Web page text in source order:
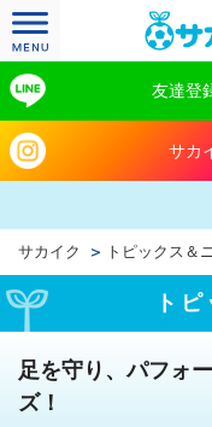
友達登
サカ
サカイク トピックス＆
ト
足を守り、パフォ
ズ！